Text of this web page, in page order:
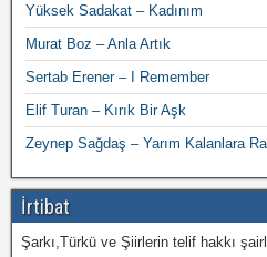
Yüksek Sadakat – Kadınım
Murat Boz – Anla Artık
Sertab Erener – I Remember
Elif Turan – Kırık Bir Aşk
Zeynep Sağdaş – Yarım Kalanlara
İrtibat
Şarkı,Türkü ve Şiirlerin telif hakkı